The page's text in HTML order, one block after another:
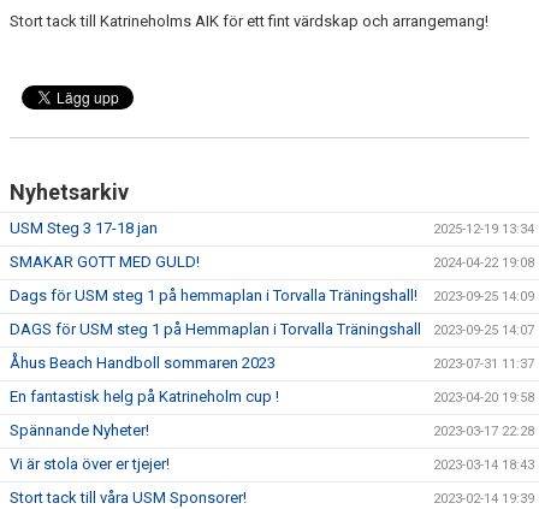
Stort tack till Katrineholms AIK för ett fint värdskap och arrangemang!
Nyhetsarkiv
USM Steg 3 17-18 jan 2025-12-19 13:34
SMAKAR GOTT MED GULD! 2024-04-22 19:08
Dags för USM steg 1 på hemmaplan i Torvalla Träningshall! 2023-09-25 14:09
DAGS för USM steg 1 på Hemmaplan i Torvalla Träningshall 2023-09-25 14:07
Åhus Beach Handboll sommaren 2023 2023-07-31 11:37
En fantastisk helg på Katrineholm cup ! 2023-04-20 19:58
Spännande Nyheter! 2023-03-17 22:28
Vi är stola över er tjejer! 2023-03-14 18:43
Stort tack till våra USM Sponsorer! 2023-02-14 19:39